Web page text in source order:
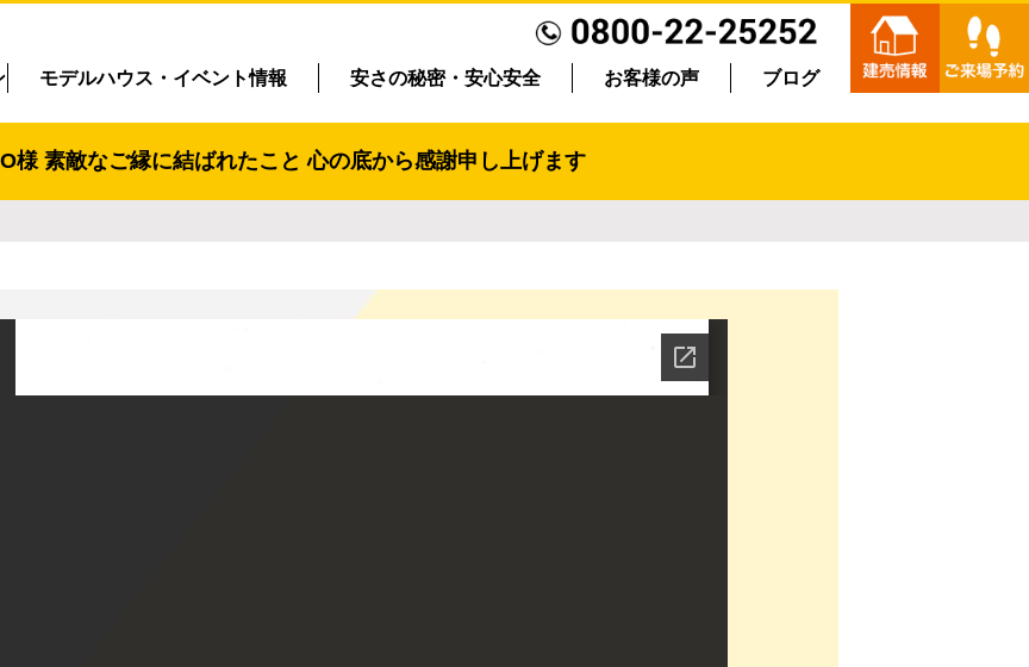
モデルハウス・イベント情報 安さの秘密・安心安全 お客様の声 ブログ
様 素敵なご縁に結ばれたこと 心の底から感謝申し上げます